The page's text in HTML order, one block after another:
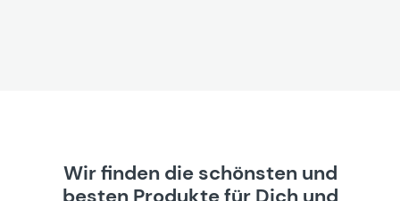
Wir finden die schönsten und